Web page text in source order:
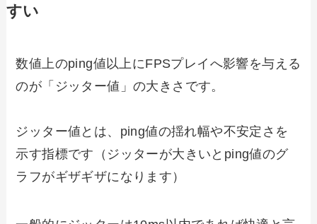
すい
数値上のping値以上にFPSプレイへ影響を与える
のが「ジッター値」の大きさです。
ジッター値とは、ping値の揺れ幅や不安定さを
示す指標です（ジッターが大きいとping値のグ
ラフがギザギザになります）